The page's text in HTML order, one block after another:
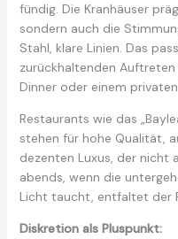
fündig. Die Kranhäuser
sondern auch die
Stahl, klare Linien. Das
zurückhaltenden
Dinner oder einem
Restaurants wie das
stehen für hohe Qualität,
dezenten Luxus, der nicht
abends, wenn die
Licht taucht, entfaltet der
Diskretion als Pluspunkt: